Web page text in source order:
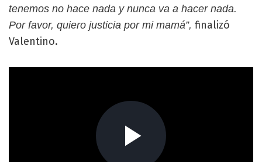
tenemos no hace nada y nunca va a hacer nada.
Por favor, quiero justicia por mi mamá”, finalizó
Valentino.